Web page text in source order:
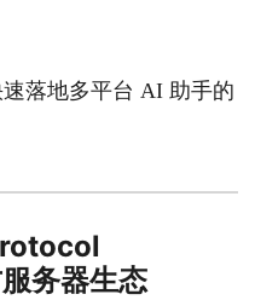
落地多平台 AI 助手的
务器生态